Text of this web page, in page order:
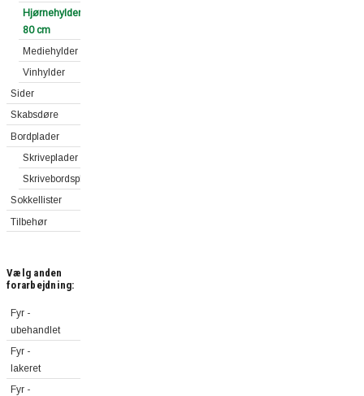
Hjørnehylder
80 cm
Mediehylder
Vinhylder
Sider
Skabsdøre
Bordplader
Skriveplader
Skrivebordsplader
Sokkellister
Tilbehør
Vælg anden
forarbejdning:
Fyr -
ubehandlet
Fyr -
lakeret
Fyr -